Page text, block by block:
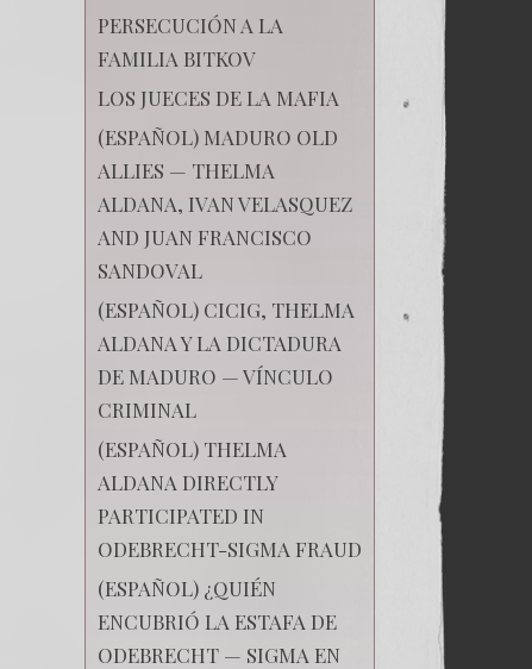
PERSECUCIÓN A LA
FAMILIA BITKOV
LOS JUECES DE LA MAFIA
(ESPAÑOL) MADURO OLD
ALLIES — THELMA
ALDANA, IVAN VELASQUEZ
AND JUAN FRANCISCO
SANDOVAL
(ESPAÑOL) CICIG, THELMA
ALDANA Y LA DICTADURA
DE MADURO — VÍNCULO
CRIMINAL
(ESPAÑOL) THELMA
ALDANA DIRECTLY
PARTICIPATED IN
ODEBRECHT-SIGMA FRAUD
(ESPAÑOL) ¿QUIÉN
ENCUBRIÓ LA ESTAFA DE
ODEBRECHT — SIGMA EN